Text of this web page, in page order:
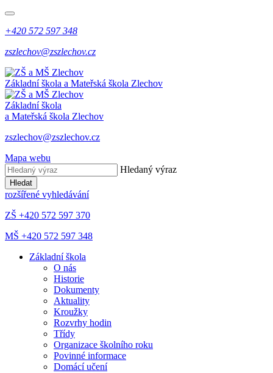
+420 572 597 348
zszlechov@zszlechov.cz
Základní škola a Mateřská škola Zlechov
Základní škola
a Mateřská škola Zlechov
zszlechov@zszlechov.cz
Mapa webu
Hledaný výraz
Hledat
rozšířené vyhledávání
ZŠ +420 572 597 370
MŠ +420 572 597 348
Základní škola
O nás
Historie
Dokumenty
Aktuality
Kroužky
Rozvrhy hodin
Třídy
Organizace školního roku
Povinné informace
Domácí učení